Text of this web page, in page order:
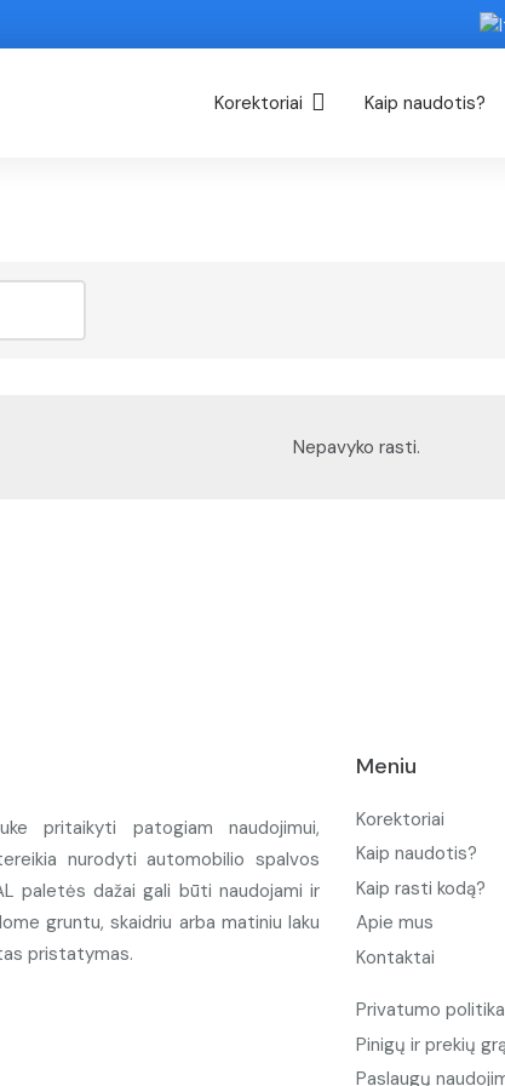
Korektoriai Kaip naudotis?
Nepavyko rasti.
pritaikyti patogiam naudojimui,
nurodyti automobilio spalvos
paletės dažai gali būti naudojami ir
gruntu, skaidriu arba matiniu laku
pristatymas.
Meniu
Korektoriai
Kaip naudotis?
Kaip rasti kodą?
Apie mus
Kontaktai
Privatumo politika
Pinigų ir prekių
Paslaugų